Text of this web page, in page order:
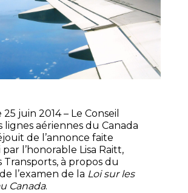
juin 2014 – Le Conseil
lignes aériennes du Canada
de l’annonce faite
l’honorable Lisa Raitt,
Transports, à propos du
l’examen de la Loi sur les
Canada.